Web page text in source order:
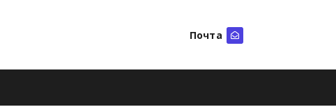
Почта